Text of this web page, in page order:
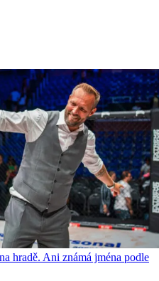
hradě. Ani známá jména podle